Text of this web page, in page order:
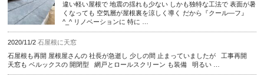
違い軽い屋根で 地震の揺れも少ない しかも独特な工法で 表面が暑
くなっても 空気層が屋根裏を涼しく導く だから『クール―フ』
^_^ リノベーションに 特に …
2020/11/2 石屋根に天窓
石屋根も再開 屋根屋さんの 社長が急逝し 少しの間 止まっていましたが 工事再開
天窓も ベルックスの 開閉型 網戸とロールスクリーン も装備 明るい …